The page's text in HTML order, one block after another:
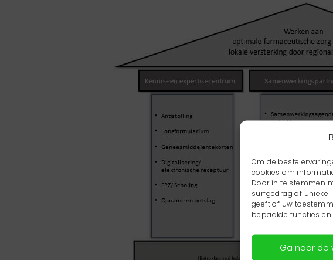
Om de beste
cookies om
Door in te stemmen
surfgedrag of unieke
geeft of uw
bepaalde functies en
Ga naar de